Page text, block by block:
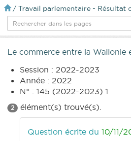
/ Travail parlementaire - Résultat
Le commerce entre la Wallonie
Session : 2022-2023
Année : 2022
N° : 145 (2022-2023) 1
2 élément(s) trouvé(s).
Question écrite du 10/11/